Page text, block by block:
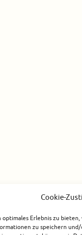
Cookie-
optimales Erlebnis zu
zu speichern